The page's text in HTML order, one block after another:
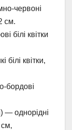
червоні
см.
білі квітки
квітки,
бордові
— однорідні